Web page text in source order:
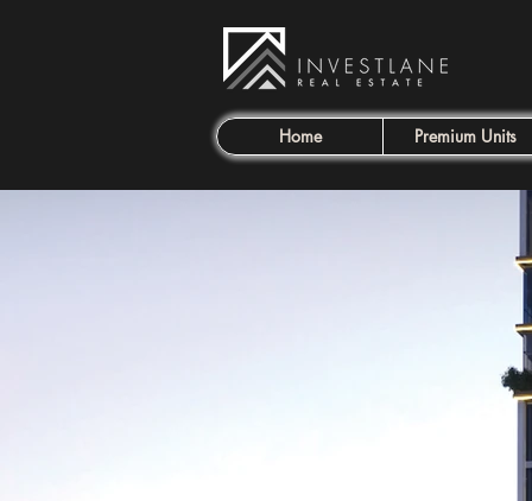
Home Premium Units